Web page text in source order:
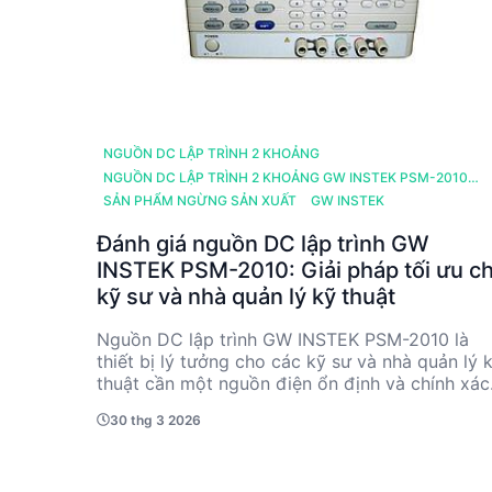
NGUỒN DC LẬP TRÌNH 2 KHOẢNG
NGUỒN DC LẬP TRÌNH 2 KHOẢNG GW INSTEK PSM-2010
(20V, 20A, 200W, 1CH)
SẢN PHẨM NGỪNG SẢN XUẤT GW INSTEK
Đánh giá nguồn DC lập trình GW
INSTEK PSM-2010: Giải pháp tối ưu
kỹ sư và nhà quản lý kỹ thuật
Nguồn DC lập trình GW INSTEK PSM-2010 là
thiết bị lý tưởng cho các kỹ sư và nhà quản lý
thuật cần một nguồn điện ổn định và chính xác.
và dòng điện lên đến 20A, sản phẩm này cung
30 thg 3 2026